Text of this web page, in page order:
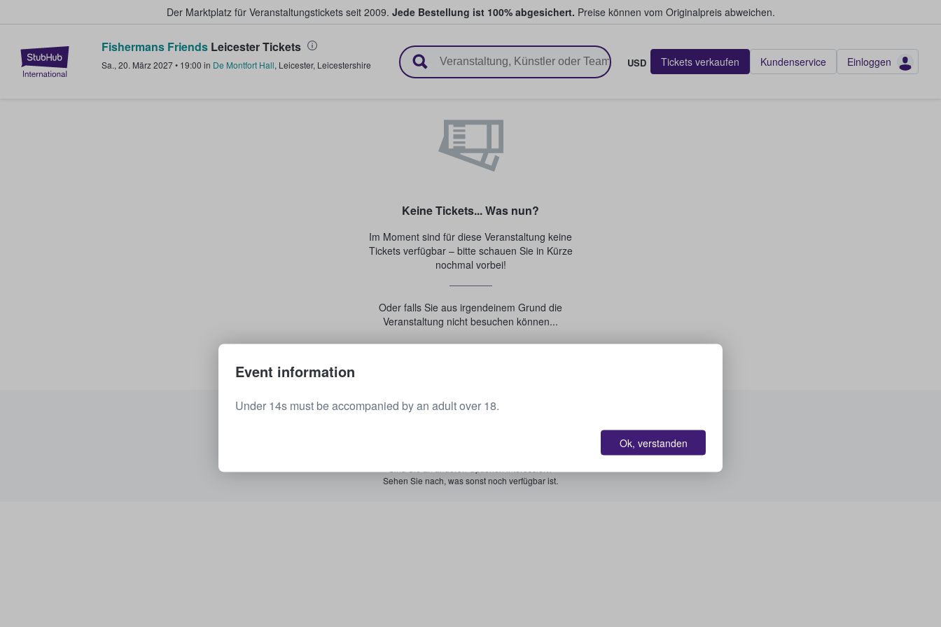
Der Marktplatz für Veranstaltungstickets seit 2009. Jede Bestellung ist 100% abgesichert. Preise können vom Originalpreis abweichen.
StubHub - Wo Fans Tickets kaufen & verkaufen
Fishermans Friends Leicester Tickets
Sa., 20. März 2027• 19:00 in De Montfort Hall, Leicester, Leicestershire USD Tickets verkaufen Kundenservice Einloggen
Keine Tickets... Was nun?
Im Moment sind für diese Veranstaltung keine
Tickets verfügbar – bitte schauen Sie in Kürze
nochmal vorbei!
Oder falls Sie aus irgendeinem Grund die
Veranstaltung nicht besuchen können...
Sehen Sie nach, was sonst noch verfügbar ist.
Event information
Under 14s must be accompanied by an adult over 18.
Ok, verstanden